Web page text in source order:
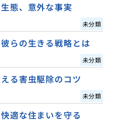
態、意外な事実
未分類
らの生きる戦略とは
未分類
る害虫駆除のコツ
未分類
適な住まいを守る